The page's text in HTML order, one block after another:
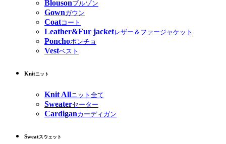
Blousonブルゾン
Gownガウン
Coatコート
Leather&Fur jacketレザー＆ファージャケット
Ponchoポンチョ
Vestベスト
Knitニット
Knit Allニット全て
Sweaterセーター
Cardiganカーディガン
Sweatスウェット